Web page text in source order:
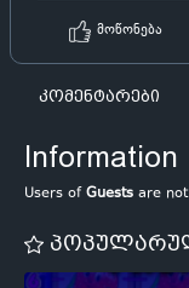
მოწონება
კომენტარები
Information
Users ofGuests are